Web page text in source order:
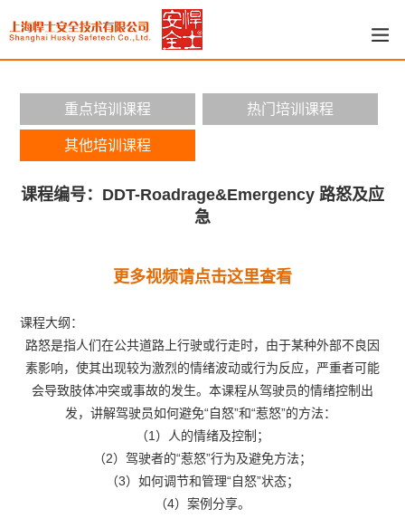
重点培训课程 热门培训课程
其他培训课程
课程编号：DDT-Roadrage&Emergency 路怒及应
急
更多视频请点击这里查看
课程大纲：
路怒是指人们在公共道路上行驶或行走时，由于某种外部不良因
素影响，使其出现较为激烈的情绪波动或行为反应，严重者可能
会导致肢体冲突或事故的发生。本课程从驾驶员的情绪控制出
发，讲解驾驶员如何避免“自怒”和“惹怒”的方法：
（1）人的情绪及控制；
（2）驾驶者的“惹怒”行为及避免方法；
（3）如何调节和管理“自怒”状态；
（4）案例分享。